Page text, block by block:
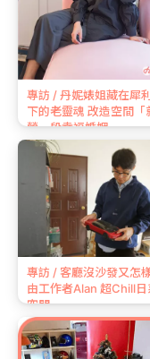
專訪 / 丹妮婊姐藏在犀
下的老靈魂 改造空間「
營一段幸福婚姻」
專訪 / 客廳沒沙發又怎
由工作者Alan 超Chill日
空間